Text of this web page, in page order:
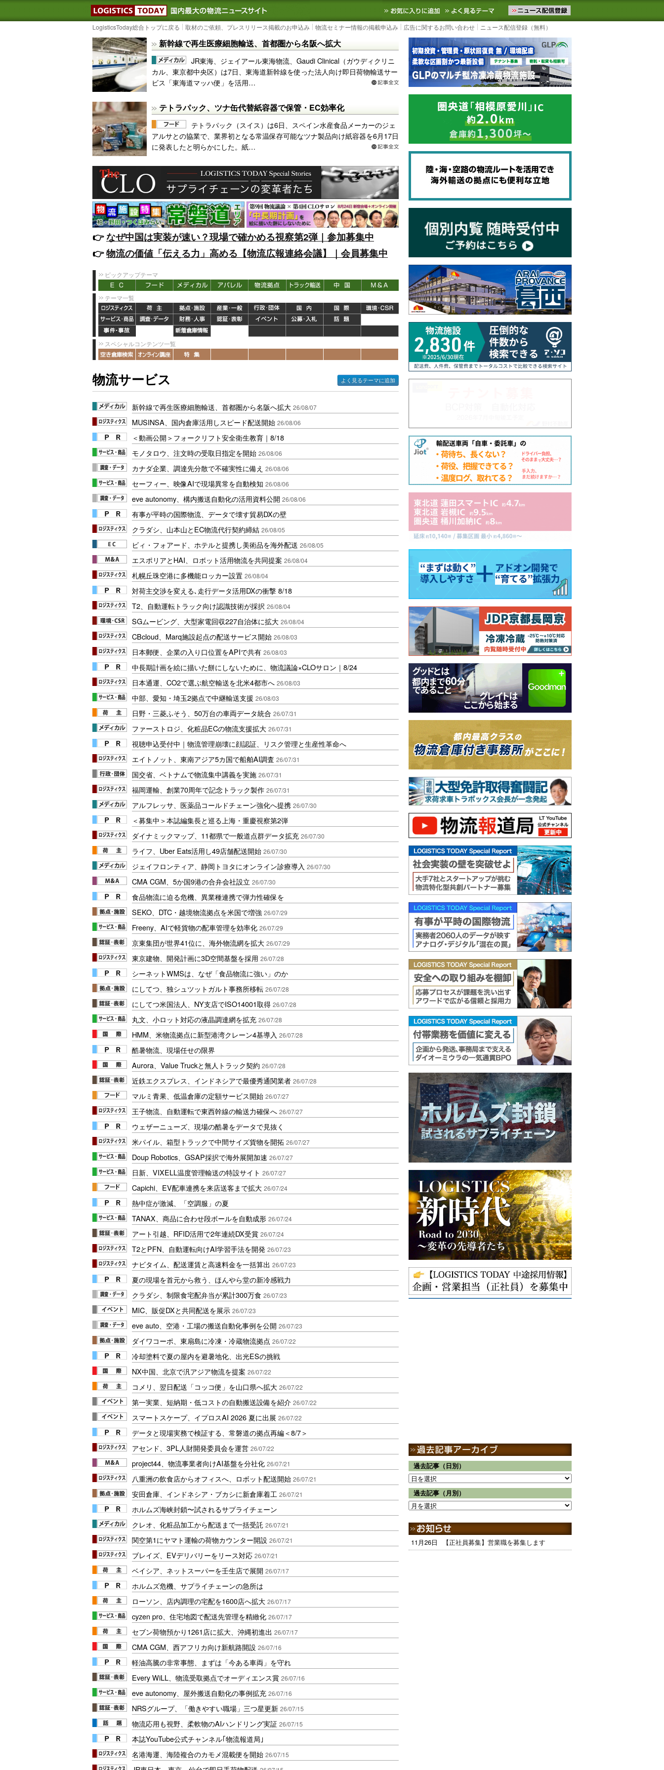
LOGISTICS TODAY｜国内最大の物流ニュースサイト3PL, SCMなど国内外の最新の物流ニュースをお届けします。物流ニュースメール配信を登録す
お気に入りに追加 よく見るテーマ
LogisticsToday総合トップに戻る 取材のご依頼、プレスリリース掲載のお申込み 物流セミナー情報の掲載申込み 広告に関するお問い合わせ ニュース配信登録（無料）
新幹線で再生医療細胞輸送、首都圏から名阪へ拡大
JR東海、ジェイアール東海物流、Gaudi Clinical（ガウディクリニ
カル、東京都中央区）は7日、東海道新幹線を使った法人向け即日荷物輸送サー
ビス「東海道マッハ便」を活用…
テトラパック、ツナ缶代替紙容器で保管・EC効率化
テトラパック（スイス）は6日、スペイン水産食品メーカーのジェ
アルサとの協業で、業界初となる常温保存可能なツナ製品向け紙容器を6月17日
に発表したと明らかにした。紙…
👉️なぜ中国は実装が速い？現場で確かめる視察第2弾｜参加募集中
👉️物流の価値「伝える力」高める【物流広報連絡会議】｜会員募集中
ピックアップテーマ
テーマ一覧
スペシャルコンテンツ一覧
物流サービス よく見るテーマに追加
新幹線で再生医療細胞輸送、首都圏から名阪へ拡大 26/08/07
MUSINSA、国内倉庫活用しスピード配送開始 26/08/06
＜動画公開＞フォークリフト安全衛生教育｜8/18
モノタロウ、注文時の受取日指定を開始 26/08/06
カナダ企業、調達先分散で不確実性に備え 26/08/06
セーフィー、映像AIで現場異常を自動検知 26/08/06
eve autonomy、構内搬送自動化の活用資料公開 26/08/06
有事が平時の国際物流、データで壊す貿易DXの壁
クラダシ、山本山とEC物流代行契約締結 26/08/05
ビィ・フォアード、ホテルと提携し美術品を海外配送 26/08/05
エスポリアとHAI、ロボット活用物流を共同提案 26/08/04
札幌丘珠空港に多機能ロッカー設置 26/08/04
対荷主交渉を変える､走行データ活用DXの衝撃 8/18
T2、自動運転トラック向け認識技術が採択 26/08/04
SGムービング、大型家電回収227自治体に拡大 26/08/04
CBcloud、Marq施設起点の配送サービス開始 26/08/03
日本郵便、企業の入り口位置をAPIで共有 26/08/03
中長期計画を絵に描いた餅にしないために、物流議論×CLOサロン｜8/24
日本通運、CO2で選ぶ航空輸送を北米4都市へ 26/08/03
中部、愛知・埼玉2拠点で中継輸送支援 26/08/03
日野・三菱ふそう、50万台の車両データ統合 26/07/31
ファーストロジ、化粧品ECの物流支援拡大 26/07/31
視聴申込受付中｜物流管理崩壊に顔認証、リスク管理と生産性革命へ
エイトノット、東南アジア5カ国で船舶AI調査 26/07/31
国交省、ベトナムで物流集中講義を実施 26/07/31
福岡運輸、創業70周年で記念トラック製作 26/07/31
アルフレッサ、医薬品コールドチェーン強化へ提携 26/07/30
＜募集中＞本誌編集長と巡る上海・重慶視察第2弾
ダイナミックマップ、11都県で一般道点群データ拡充 26/07/30
ライフ、Uber Eats活用し49店舗配送開始 26/07/30
ジェイフロンティア、静岡トヨタにオンライン診療導入 26/07/30
CMA CGM、5か国9港の合弁会社設立 26/07/30
食品物流に迫る危機、異業種連携で弾力性確保を
SEKO、DTC・越境物流拠点を米国で増強 26/07/29
Freeny、AIで軽貨物の配車管理を効率化 26/07/29
京東集団が世界41位に、海外物流網を拡大 26/07/29
東京建物、開発計画に3D空間基盤を採用 26/07/28
シーネットWMSは、なぜ「食品物流に強い」のか
にしてつ、独シュツットガルト事務所移転 26/07/28
にしてつ米国法人、NY支店でISO14001取得 26/07/28
丸文、小ロット対応の液晶調達網を拡充 26/07/28
HMM、米物流拠点に新型港湾クレーン4基導入 26/07/28
酷暑物流、現場任せの限界
Aurora、Value Truckと無人トラック契約 26/07/28
近鉄エクスプレス、インドネシアで最優秀通関業者 26/07/28
マルミ青果、低温倉庫の定額サービス開始 26/07/27
王子物流、自動運転で東西幹線の輸送力確保へ 26/07/27
ウェザーニューズ、現場の酷暑をデータで見抜く
米パイル、箱型トラックで中間サイズ貨物を開拓 26/07/27
Doup Robotics、GSAP採択で海外展開加速 26/07/27
日新、VIXELL温度管理輸送の特設サイト 26/07/27
Capichi、EV配車連携を来店送客まで拡大 26/07/24
熱中症が激減、「空調服」の夏
TANAX、商品に合わせ段ボールを自動成形 26/07/24
アート引越、RFID活用で2年連続DX受賞 26/07/24
T2とPFN、自動運転向けAI学習手法を開発 26/07/23
ナビタイム、配送運賃と高速料金を一括算出 26/07/23
夏の現場を首元から救う、ほんやら堂の新冷感戦力
クラダシ、制限食宅配弁当が累計300万食 26/07/23
MIC、販促DXと共同配送を展示 26/07/23
eve auto、空港・工場の搬送自動化事例を公開 26/07/23
ダイワコーポ、東扇島に冷凍・冷蔵物流拠点 26/07/22
冷却塗料で夏の屋内を避暑地化、出光ESの挑戦
NX中国、北京で汎アジア物流を提案 26/07/22
コメリ、翌日配送「コッコ便」を山口県へ拡大 26/07/22
第一実業、短納期・低コストの自動搬送設備を紹介 26/07/22
スマートスケープ、イプロスAI 2026 夏に出展 26/07/22
データと現場実務で検証する、常磐道の拠点再編＜8/7＞
アセンド、3PL人財開発委員会を運営 26/07/22
project44、物流事業者向けAI基盤を分社化 26/07/21
八重洲の飲食店からオフィスへ、ロボット配送開始 26/07/21
安田倉庫、インドネシア・ブカシに新倉庫着工 26/07/21
ホルムズ海峡封鎖〜試されるサプライチェーン
クレオ、化粧品加工から配送まで一括受託 26/07/21
関空第1にヤマト運輸の荷物カウンター開設 26/07/21
ブレイズ、EVデリバリーをリース対応 26/07/21
ベイシア、ネットスーパーを壬生店で展開 26/07/17
ホルムズ危機、サプライチェーンの急所は
ローソン、店内調理の宅配を1600店へ拡大 26/07/17
cyzen pro、住宅地図で配送先管理を精緻化 26/07/17
セブン荷物預かり1261店に拡大、沖縄初進出 26/07/17
CMA CGM、西アフリカ向け新航路開設 26/07/16
軽油高騰の非常事態、まずは「今ある車両」を守れ
Every WiLL、物流受取拠点でオーディエンス賞 26/07/16
eve autonomy、屋外搬送自動化の事例拡充 26/07/16
NRSグループ、「働きやすい職場」三つ星更新 26/07/15
物流応用も視野、柔軟物のAIハンドリング実証 26/07/15
本誌YouTube公式チャンネル｢物流報道局｣
名港海運、海陸複合のカモメ混載便を開始 26/07/15
過去記事（日別）
過去記事（月別）
11月26日 【正社員募集】営業職を募集します